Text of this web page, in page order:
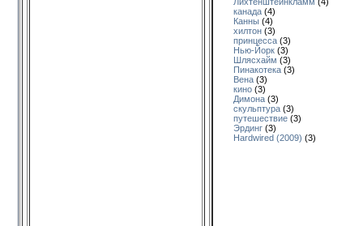
канада (4)
Канны (4)
хилтон (3)
принцесса (3)
Нью-Йорк (3)
Шлясхайм (3)
Пинакотека (3)
Вена (3)
кино (3)
Димона (3)
скульптура (3)
путешествие (3)
Эрдинг (3)
Hardwired (2009) (3)